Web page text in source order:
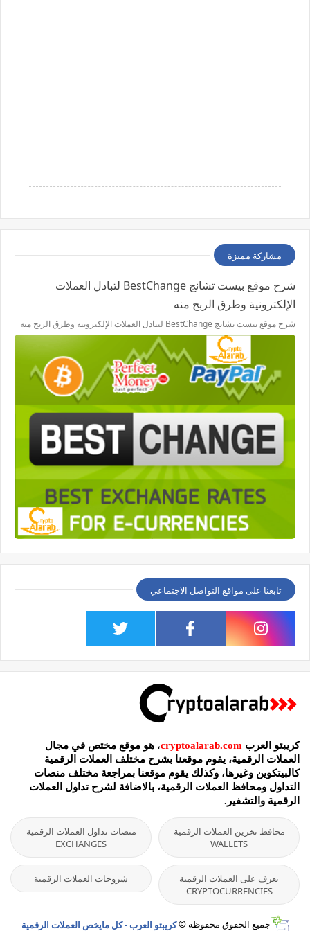
مشاركة مميزة
شرح موقع بيست تشانج BestChange لتبادل العملات
الإلكترونية وطرق الربح منه
شرح موقع بيست تشانج BestChange لتبادل العملات الإلكترونية وطرق الربح منه
تابعنا على مواقع التواصل الاجتماعي
كريبتو العرب cryptoalarab.com، هو موقع مختص في مجال
العملات الرقمية، يقوم موقعنا بشرح مختلف العملات الرقمية
كالبيتكوين وغيرها، وكذلك يقوم موقعنا بمراجعة مختلف منصات
التداول ومحافظ العملات الرقمية، بالاضافة لشرح تداول العملات
الرقمية والتشفير.
محافظ تخزين العملات الرقمية
WALLETS
منصات تداول العملات الرقمية
EXCHANGES
تعرف على العملات الرقمية
CRYPTOCURRENCIES
شروحات العملات الرقمية
جميع الحقوق محفوظة ©كريبتو العرب - كل مايخص العملات الرقمية